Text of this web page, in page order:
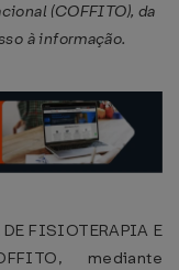
(COFFITO), da
à informação.
DE FISIOTERAPIA E
mediante